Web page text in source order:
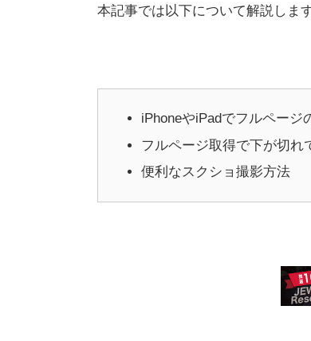
本記事では以下について解説します
iPhoneやiPadでフルページ
フルページ取得で下が切れ
便利なスクショ撮影方法